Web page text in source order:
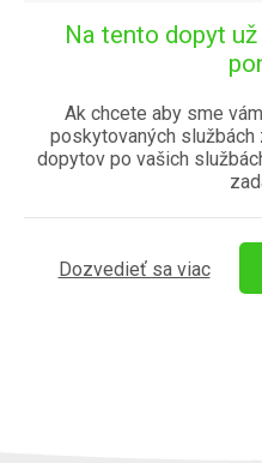
Na tento dopyt
Ak chcete aby sme
poskytovaných
dopytov po vašich
Dozvedieť sa viac